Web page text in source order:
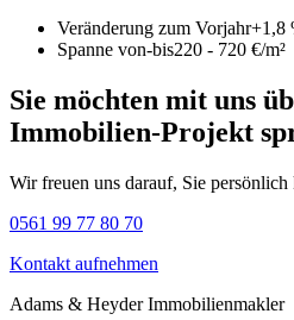
Veränderung zum Vorjahr+1,8
Spanne von-bis220 - 720 €/m²
Sie möchten mit uns
Immobilien-Projekt
Wir freuen uns darauf, Sie persönlich
0561 99 77 80 70
Kontakt aufnehmen
Adams & Heyder Immobilienmakler